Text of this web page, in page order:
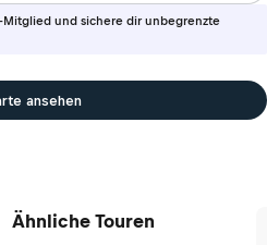
und sichere dir unbegrenzte
ansehen
Ähnliche Touren